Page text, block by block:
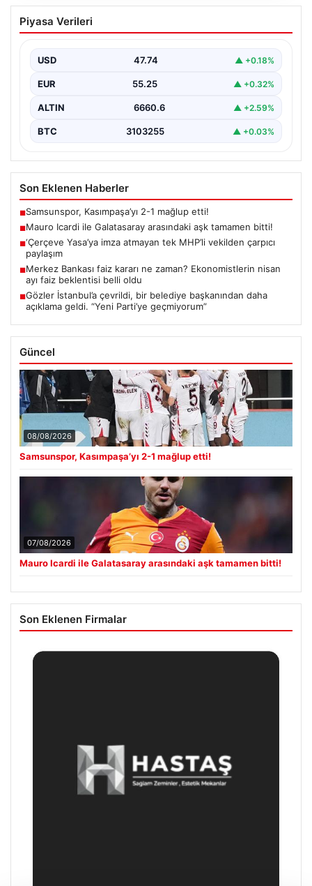
Mauro Icardi ile Galatasaray arasındaki
aşk tamamen bitti!
Piyasa Verileri
USD 47.74 ▲ +0.18%
EUR 55.25 ▲ +0.32%
ALTIN 6660.6 ▲ +2.59%
BTC 3103255 ▲ +0.03%
Son Eklenen Haberler
■Samsunspor, Kasımpaşa’yı 2-1 mağlup etti!
■Mauro Icardi ile Galatasaray arasındaki aşk tamamen bitti!
■‘Çerçeve Yasa’ya imza atmayan tek MHP’li vekilden çarpıcı
paylaşım
■Merkez Bankası faiz kararı ne zaman? Ekonomistlerin nisan
ayı faiz beklentisi belli oldu
■Gözler İstanbul’a çevrildi, bir belediye başkanından daha
açıklama geldi. “Yeni Parti’ye geçmiyorum”
Güncel
08/08/2026
Samsunspor, Kasımpaşa’yı 2-1 mağlup etti!
07/08/2026
Mauro Icardi ile Galatasaray arasındaki aşk tamamen bitti!
Son Eklenen Firmalar